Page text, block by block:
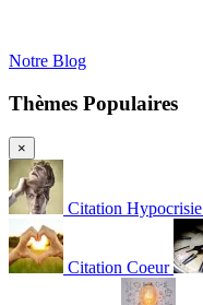
Notre Blog
Thèmes Populaires
×
Citation Hypocrisie
Citation Coeur